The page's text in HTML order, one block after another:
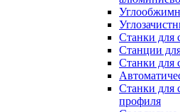
Станки для
Станции
Станки для
Станки для
профиля